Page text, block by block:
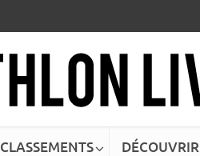
CLASSEMENTS DÉCOUVRIR